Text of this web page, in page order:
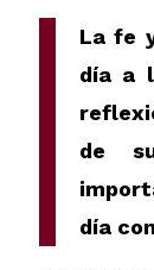
La fe
día a
de
día